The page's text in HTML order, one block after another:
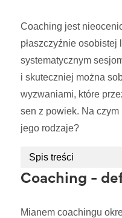
Coaching jest
płaszczyźnie
systematycznym
i skuteczniej można
wyzwaniami, które
sen z powiek. Na
jego rodzaje?
Coaching -
Mianem coachingu